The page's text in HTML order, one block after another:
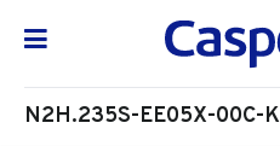
N2H.235S-EE05X-00C-K